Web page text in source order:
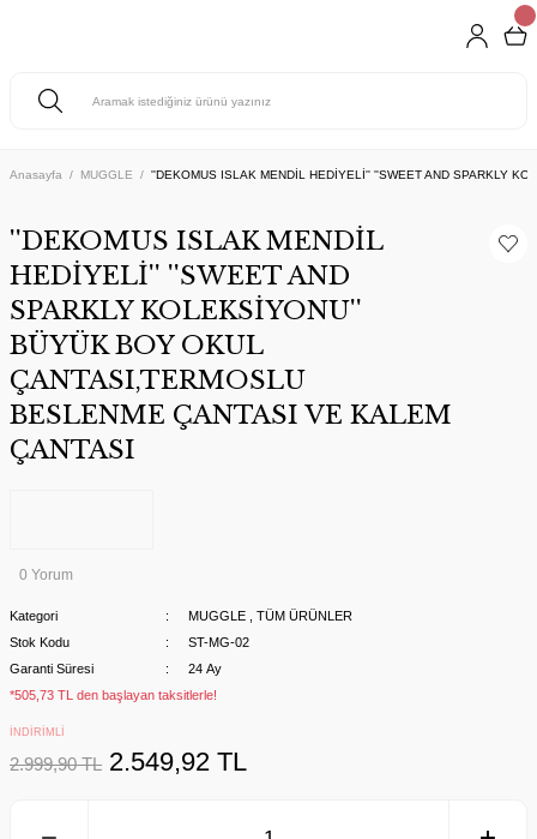
Anasayfa MUGGLE ''DEKOMUS ISLAK MENDİL HEDİYELİ'' ''SWEET AND SPARKLY
''DEKOMUS ISLAK MENDİL
HEDİYELİ'' ''SWEET AND
SPARKLY KOLEKSİYONU''
BÜYÜK BOY OKUL
ÇANTASI,TERMOSLU
BESLENME ÇANTASI VE KALEM
ÇANTASI
0 Yorum
Kategori MUGGLE
TÜM ÜRÜNLER
Stok Kodu
ST-MG-02
Garanti Süresi
24 Ay
*505,73 TL den başlayan taksitlerle!
İNDİRİMLİ
2.999,90 TL 2.549,92 TL